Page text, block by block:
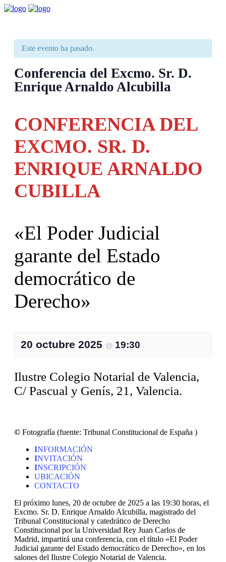
Este evento ha pasado.
Conferencia del Excmo. Sr. D.
Enrique Arnaldo Alcubilla
CONFERENCIA DEL
EXCMO. SR. D.
ENRIQUE ARNALDO
CUBILLA
«El Poder Judicial
garante del Estado
democrático de
Derecho»
20 octubre 2025 @ 19:30
Ilustre Colegio Notarial de Valencia,
C/ Pascual y Genís, 21, Valencia.
© Fotografía (fuente: Tribunal Constitucional de España )
INFORMACIÓN
INVITACIÓN
INSCRIPCIÓN
UBICACIÓN
CONTACTO
El próximo lunes, 20 de octubre de 2025 a las 19:30 horas, el
Excmo. Sr. D. Enrique Arnaldo Alcubilla, magistrado del
Tribunal Constitucional y catedrático de Derecho
Constitucional por la Universidad Rey Juan Carlos de
Madrid, impartirá una conferencia, con el título «El Poder
Judicial garante del Estado democrático de Derecho», en los
salones del Ilustre Colegio Notarial de Valencia.